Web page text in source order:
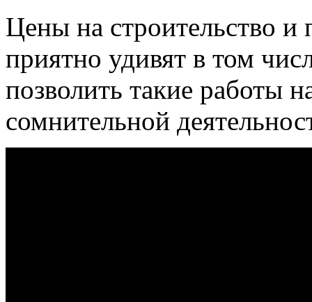
Цены на строительство и
приятно удивят в том
позволить такие работы
сомнительной